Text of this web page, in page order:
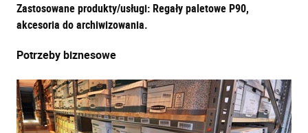
Zastosowane produkty/usługi: Regały paletowe P90,
akcesoria do archiwizowania.
Potrzeby biznesowe